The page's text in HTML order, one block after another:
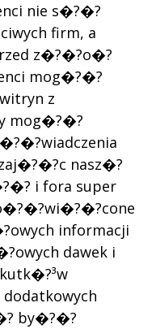
nie s�?�?
firm, a
z�?�?o�?
mog�?�?
z
mog�?�?
nasz�?
i fora super
informacji
dawek i
by�?�?